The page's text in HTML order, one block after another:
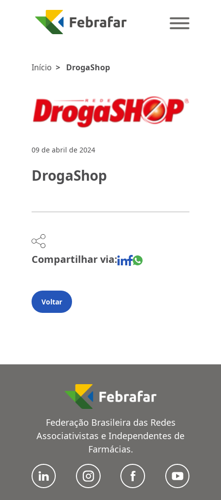
Início > DrogaShop
09 de abril de 2024
DrogaShop
Compartilhar via:
Voltar
Federação Brasileira das Redes
Associativistas e Independentes de
Farmácias.